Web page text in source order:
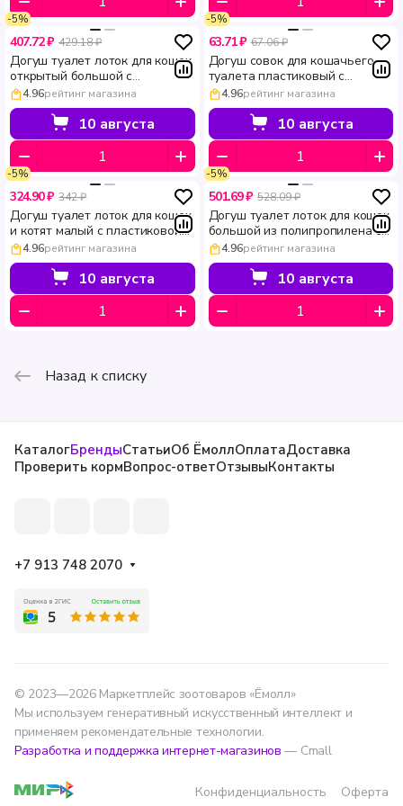
-5%
407.72 ₽ 429.18 ₽
Догуш туалет лоток для кошек
открытый большой с
пластиковой сеткой 233 42 см
× 32 см × 11 см
4.96рейтинг магазина
10 августа
-5%
63.71 ₽ 67.06 ₽
Догуш совок для кошачьего
туалета пластиковый с
решёткой для просеивания
наполнителя 27 × 10 × 5 см
4.96рейтинг магазина
10 августа
-5%
324.90 ₽ 342 ₽
Догуш туалет лоток для кошек
и котят малый с пластиковой
сеткой 36.5 × 25.5 × 9.5 см
4.96рейтинг магазина
10 августа
-5%
501.69 ₽ 528.09 ₽
Догуш туалет лоток для кошек
большой из полипропилена со
съемной сеткой Maxi 49 × 36 ×
12.5 см
4.96рейтинг магазина
10 августа
Назад к списку
КаталогБрендыСтатьиОб ЁмоллОплатаДоставка
Проверить кормВопрос-ответОтзывыКонтакты
+7 913 748 2070
© 2023—2026 Маркетплейс зоотоваров «Ёмолл»
Мы используем генеративный искусственный интеллект и
применяем рекомендательные технологии.
Разработка и поддержка интернет-магазинов — Cmall
Конфиденциальность Оферта